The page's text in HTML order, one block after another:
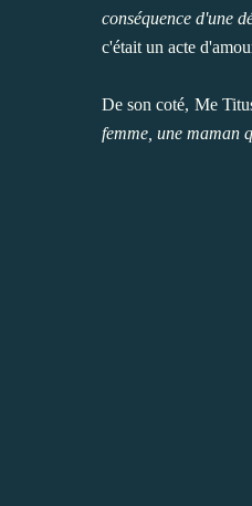
conséquence d'une
c'était un acte
De son coté, Me
femme, une maman